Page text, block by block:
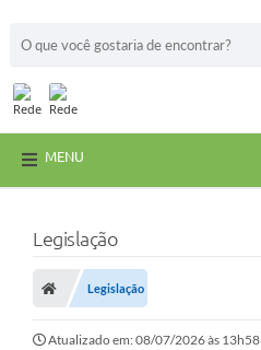
MENU
Legislação
Legislação
Atualizado em: 08/07/2026 às 13h58